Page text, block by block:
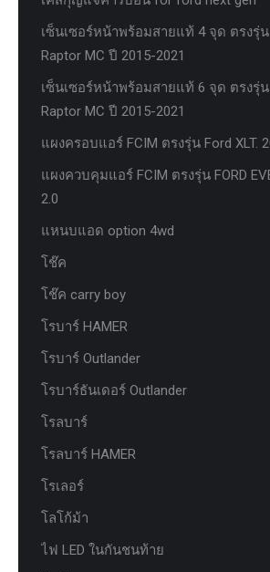
เซ็นเซอร์หน้าพร้อมสายแท้ 4 จุด ตรงรุ่น
Raptor MC ปี 2015-2021
เซ็นเซอร์หน้าพร้อมสายแท้ 6 จุด ตรงรุ่น
Raptor MC ปี 2015-2021
แผงครอบแอร์ FCIM ตรงรุ่น Ford XLT.
แผงควบคุมแอร์ FCIM ตรงรุ่น FORD
2.0
แหนบแอด option 4wd
โช๊ค
โช๊ค carry boy
โรบาร์ HAMER
โรบาร์ Outlander
โรบาร์ธันเดอร์ Outlander
โรลบาร์
โรลบาร์ HAMER
โรเลอร์
โลโก้ม้า
ไฟ LED ในกันชนท้าย